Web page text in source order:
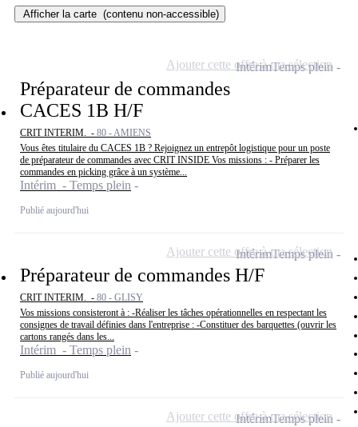
Afficher la carte (contenu non-accessible)
Préparateur de commandes
CACES 1B H/F
CRIT INTERIM. - 80 - AMIENS
Vous êtes titulaire du CACES 1B ? Rejoignez un entrepôt logistique pour un poste
de préparateur de commandes avec CRIT INSIDE Vos missions : - Préparer les
commandes en picking grâce à un système...
Intérim - Temps plein
Publié aujourd'hui
IntérimTemps plein
Ajouter cette offre à ma sélection
Préparateur de commandes H/F
CRIT INTERIM. - 80 - GLISY
Vos missions consisteront à : -Réaliser les tâches opérationnelles en respectant les
consignes de travail définies dans l'entreprise : -Constituer des barquettes (ouvrir les
cartons rangés dans les...
Intérim - Temps plein
Publié aujourd'hui
IntérimTemps plein
Ajouter cette offre à ma sélection
IntérimTemps plein
Ajouter cette offre à ma sélection